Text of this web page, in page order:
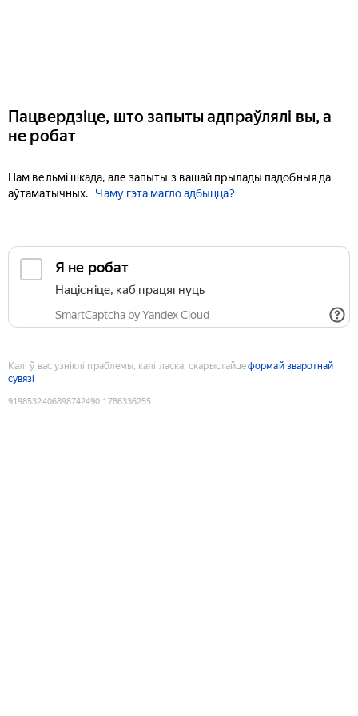
Пацвердзіце, што запыты адпраўлялі вы, а
не робат
Нам вельмі шкада, але запыты з вашай прылады падобныя да
аўтаматычных.
Чаму гэта магло адбыцца?
Я не робат
Націсніце, каб працягнуць
SmartCaptcha by Yandex Cloud
Калі ў вас узніклі праблемы, калі ласка, скарыстайцеформай зваротнай
сувязі
9198532406898742490:1786336255